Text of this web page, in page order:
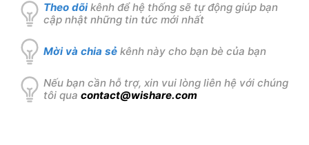
Theo dõi kênh để hệ thống sẽ tự động giúp bạn
cập nhật những tin tức mới nhất
Mời và chia sẻ kênh này cho bạn bè của bạn
Nếu bạn cần hỗ trợ, xin vui lòng liên hệ với chúng
tôi qua contact@wishare.com